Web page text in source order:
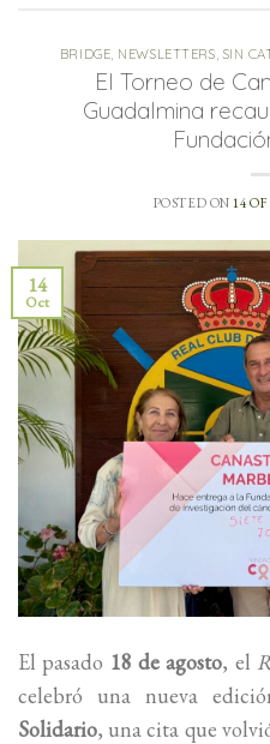
BRIDGE NEWSLETTERS ,SIN
El Torneo de
Guadalmina
POSTED ON 14
14
Oct
El pasado 18 de agosto, el
celebró una nueva
Solidario, una cita que